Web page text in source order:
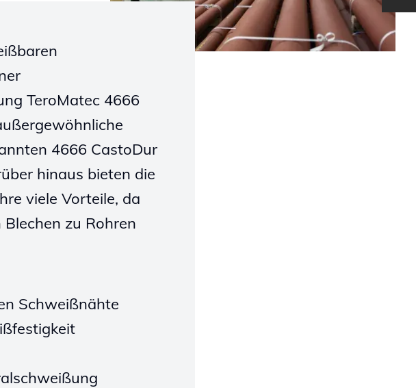
TeroMatec 4666
4666 CastoDur
hinaus bieten die
viele Vorteile, da
zu Rohren
Schweißnähte